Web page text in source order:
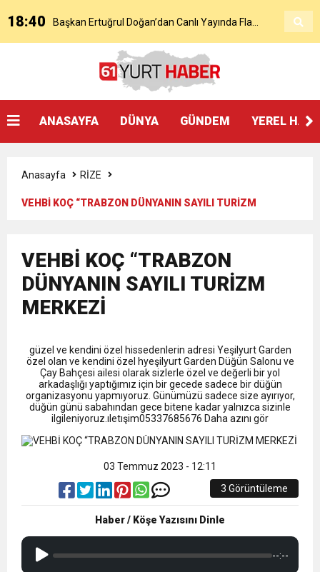
18:40 Başkan Ertuğrul Doğan’dan Canlı Yayında Flaş
Salah’ın Trabzon Programı Netleşti! Geliyor
Bildirdi
18:59 Trabzonspor Mitongo Transferini KAP’a Bildirdi
12:20 Faruk Koc Aslında Davacı Neden Gözaltında ;
21:51 Mohamed Salah’ın Trabzon’da İlk Sözleri!
ANASAYFA DÜNYA GÜNDEM YEREL
Anasayfa RİZE
VEHBİ KOÇ “TRABZON DÜNYANIN SAYILI TURİZM
VEHBİ KOÇ “TRABZON
DÜNYANIN SAYILI TURİZM
MERKEZİ
güzel ve kendini özel hissedenlerin adresi Yeşilyurt Garden
özel olan ve kendini özel hyeşilyurt Garden Düğün Salonu ve
Çay Bahçesi ailesi olarak sizlerle özel ve değerli bir yol
arkadaşlığı yaptığımız için bir gecede sadece bir düğün
organizasyonu yapmıyoruz. Günümüzü sadece size ayırıyor,
düğün günü sabahından gece bitene kadar yalnızca sizinle
ilgileniyoruz.ıletışim05337685676 Daha azını gör
03 Temmuz 2023 - 12:11
3 Görüntüleme
Haber / Köşe Yazısını Dinle
--:--